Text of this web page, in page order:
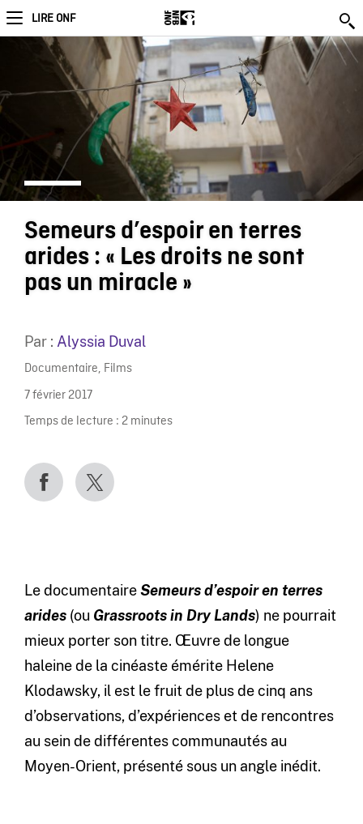
LIRE ONF
Semeurs d’espoir en terres
arides : « Les droits ne sont
pas un miracle »
Par : Alyssia Duval
Documentaire, Films
7 février 2017
Temps de lecture : 2 minutes
Le documentaireSemeurs d’espoir en terres
arides(ou Grassroots in Dry Lands) ne pourrait
mieux porter son titre. Œuvre de longue
haleine de la cinéaste émérite Helene
Klodawsky, il est le fruit de plus de cinq ans
d’observations, d’expériences et de rencontres
au sein de différentes communautés au
Moyen-Orient, présenté sous un angle inédit.